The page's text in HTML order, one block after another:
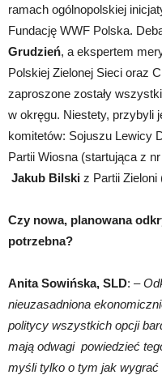
ramach ogólnopolskiej
Fundację WWF Polska.
Grudzień, a ekspertem
Polskiej Zielonej Sieci oraz
zaproszone zostały
w okręgu. Niestety, przybyli
komitetów: Sojuszu Lewicy
Partii Wiosna (startująca z
Jakub Bilski z Partii Zieloni
Czy nowa, planowana
potrzebna?
Anita Sowińska, SLD: –
nieuzasadniona
politycy wszystkich opcji
mają odwagi powiedzieć
myśli tylko o tym jak wygrać